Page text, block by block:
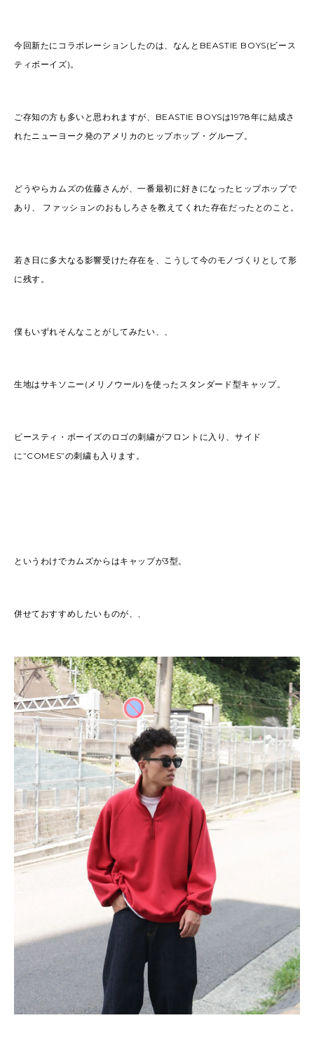
今回新たにコラボレーションしたのは、なんとBEASTIE BOYS(ビース
ティボーイズ)。
ご存知の方も多いと思われますが、BEASTIE BOYSは1978年に結成さ
れたニューヨーク発のアメリカのヒップホップ・グループ。
どうやらカムズの佐藤さんが、一番最初に好きになったヒップホップで
あり、 ファッションのおもしろさを教えてくれた存在だったとのこと。
若き日に多大なる影響受けた存在を、こうして今のモノづくりとして形
に残す。
僕もいずれそんなことがしてみたい、、
生地はサキソニー(メリノウール)を使ったスタンダード型キャップ。
ビースティ・ボーイズのロゴの刺繍がフロントに入り、サイド
に”COMES”の刺繍も入ります。
というわけでカムズからはキャップが3型。
併せておすすめしたいものが、、